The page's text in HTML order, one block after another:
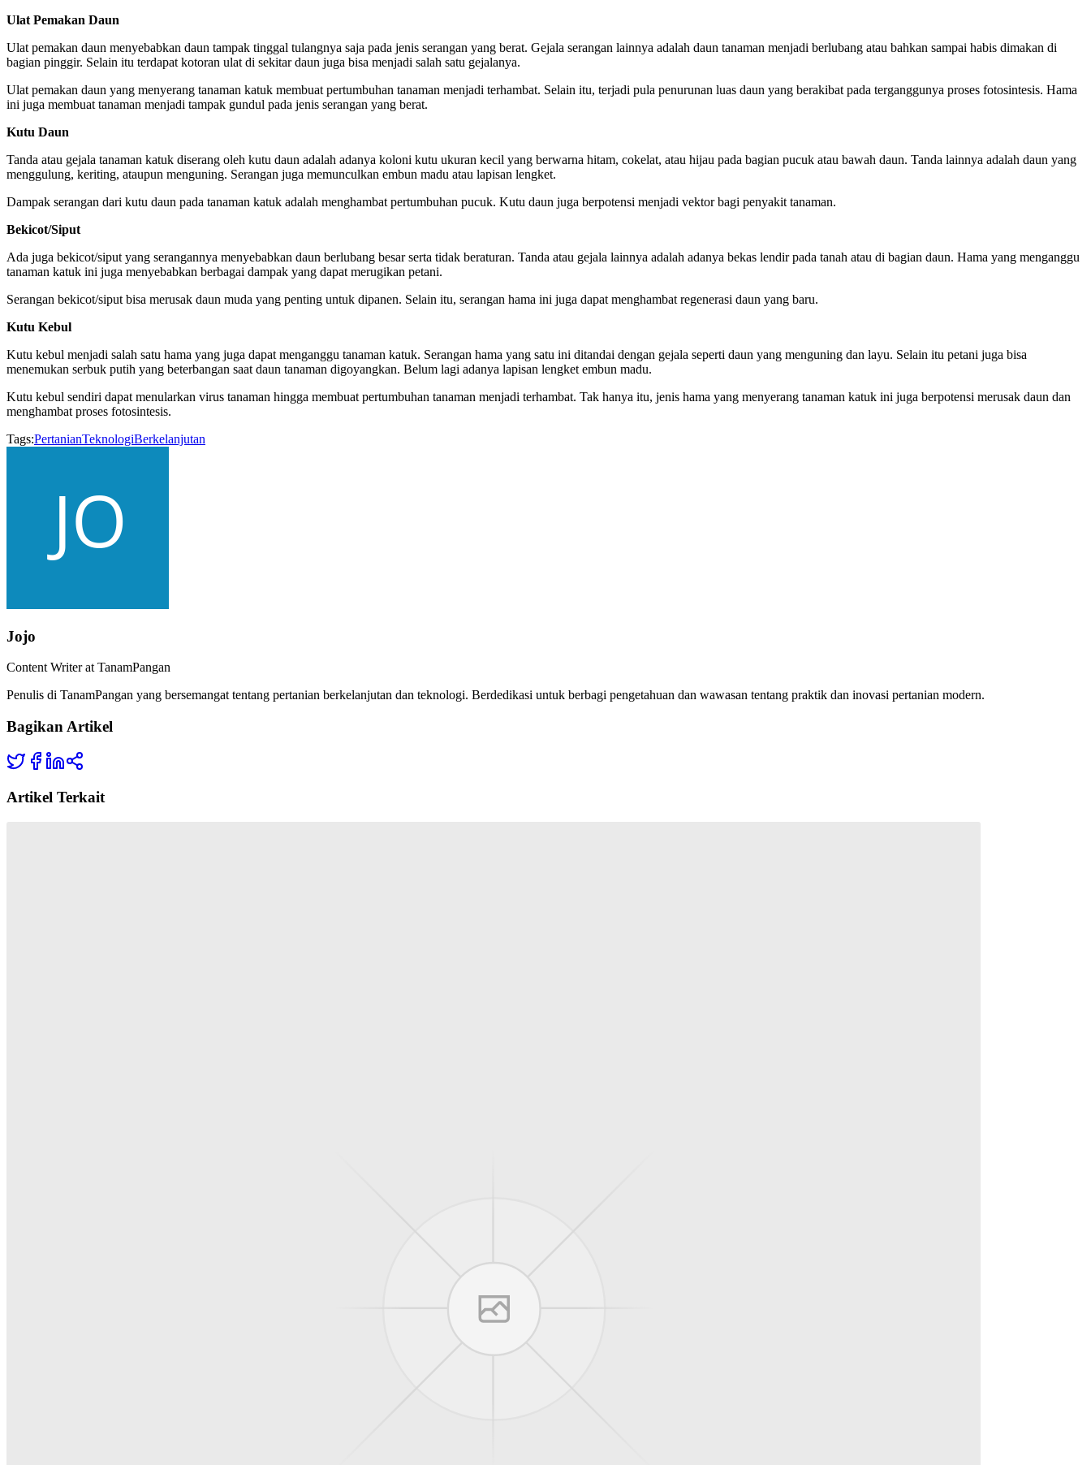
Ulat Pemakan Daun
Ulat pemakan daun menyebabkan daun tampak tinggal tulangnya saja pada jenis serangan yang berat. Gejala serangan lainnya adalah daun tanaman menjadi berlubang atau bahkan sampai habis dimakan di
bagian pinggir. Selain itu terdapat kotoran ulat di sekitar daun juga bisa menjadi salah satu gejalanya.
Ulat pemakan daun yang menyerang tanaman katuk membuat pertumbuhan tanaman menjadi terhambat. Selain itu, terjadi pula penurunan luas daun yang berakibat pada terganggunya proses fotosintesis. Hama
ini juga membuat tanaman menjadi tampak gundul pada jenis serangan yang berat.
Kutu Daun
Tanda atau gejala tanaman katuk diserang oleh kutu daun adalah adanya koloni kutu ukuran kecil yang berwarna hitam, cokelat, atau hijau pada bagian pucuk atau bawah daun. Tanda lainnya adalah daun yang
menggulung, keriting, ataupun menguning. Serangan juga memunculkan embun madu atau lapisan lengket.
Dampak serangan dari kutu daun pada tanaman katuk adalah menghambat pertumbuhan pucuk. Kutu daun juga berpotensi menjadi vektor bagi penyakit tanaman.
Bekicot/Siput
Ada juga bekicot/siput yang serangannya menyebabkan daun berlubang besar serta tidak beraturan. Tanda atau gejala lainnya adalah adanya bekas lendir pada tanah atau di bagian daun. Hama yang menganggu
tanaman katuk ini juga menyebabkan berbagai dampak yang dapat merugikan petani.
Serangan bekicot/siput bisa merusak daun muda yang penting untuk dipanen. Selain itu, serangan hama ini juga dapat menghambat regenerasi daun yang baru.
Kutu Kebul
Kutu kebul menjadi salah satu hama yang juga dapat menganggu tanaman katuk. Serangan hama yang satu ini ditandai dengan gejala seperti daun yang menguning dan layu. Selain itu petani juga bisa
menemukan serbuk putih yang beterbangan saat daun tanaman digoyangkan. Belum lagi adanya lapisan lengket embun madu.
Kutu kebul sendiri dapat menularkan virus tanaman hingga membuat pertumbuhan tanaman menjadi terhambat. Tak hanya itu, jenis hama yang menyerang tanaman katuk ini juga berpotensi merusak daun dan
menghambat proses fotosintesis.
Tags:PertanianTeknologiBerkelanjutan
Jojo
Content Writer at TanamPangan
Penulis di TanamPangan yang bersemangat tentang pertanian berkelanjutan dan teknologi. Berdedikasi untuk berbagi pengetahuan dan wawasan tentang praktik dan inovasi pertanian modern.
Bagikan Artikel
Artikel Terkait